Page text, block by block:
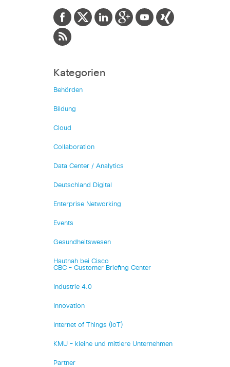
Kategorien
Behörden
Bildung
Cloud
Collaboration
Data Center / Analytics
Deutschland Digital
Enterprise Networking
Events
Gesundheitswesen
Hautnah bei Cisco
CBC – Customer Briefing Center
Industrie 4.0
Innovation
Internet of Things (IoT)
KMU – kleine und mittlere Unternehmen
Partner